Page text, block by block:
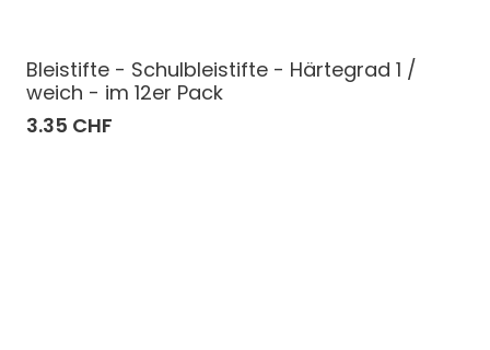
Bleistifte - Schulbleistifte - Härtegrad 1 /
weich - im 12er Pack
3.35 CHF